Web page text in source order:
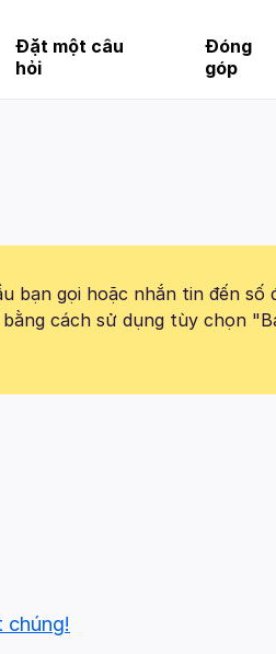
Đặt một câu
hỏi
Đóng
góp
bạn gọi hoặc nhắn tin đến số
cách sử dụng tùy chọn
chúng!